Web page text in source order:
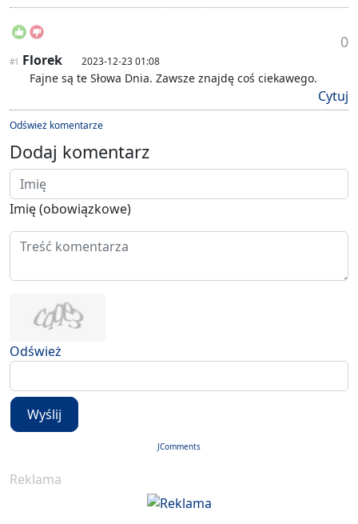
0
#1 Florek 2023-12-23 01:08
Fajne są te Słowa Dnia. Zawsze znajdę coś ciekawego.
Cytuj
Odśwież komentarze
Dodaj komentarz
Imię (obowiązkowe)
Odśwież
Wyślij
JComments
Reklama